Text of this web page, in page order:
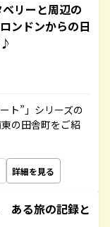
リーと周辺の
ンドンからの日
ト”」シリーズの
の田舎町をご紹
詳細を見る
ある旅の記録と